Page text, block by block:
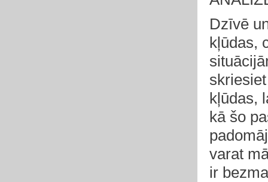
Dzīvē
kļūdas,
kļūdas,
kā šo
varat
ir